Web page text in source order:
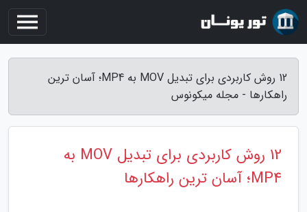
12 روش کاربردی برای تبدیل MOV به MP4؛ آسان ترین
راهکارها - مجله میکونوس
12 روش کاربردی برای تبدیل MOV به
MP4؛ آسان ترین راهکارها